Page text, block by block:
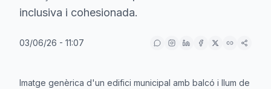
inclusiva i cohesionada.
03/06/26 - 11:07
Imatge genèrica d'un edifici municipal amb balcó i llum de